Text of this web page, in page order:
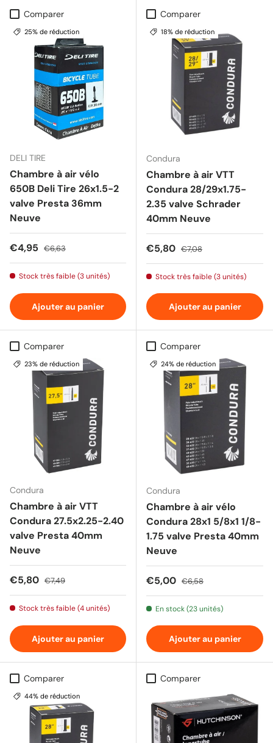
Comparer
25% de réduction
DELI TIRE
Chambre à air vélo
650B Deli Tire 26x1.5-2
valve Presta 36mm
Neuve
Prix soldé
€4,95 Prix habituel
€6,63
Stock très faible (3 unités)
Ajouter au panier
Comparer
18% de réduction
Condura
Chambre à air VTT
Condura 28/29x1.75-
2.35 valve Schrader
40mm Neuve
Prix soldé
€5,80 Prix habituel
€7,08
Stock très faible (3 unités)
Ajouter au panier
Comparer
23% de réduction
Condura
Chambre à air VTT
Condura 27.5x2.25-2.40
valve Presta 40mm
Neuve
Prix soldé
€5,80 Prix habituel
€7,49
Stock très faible (4 unités)
Ajouter au panier
Comparer
24% de réduction
Condura
Chambre à air vélo
Condura 28x1 5/8x1 1/8-
1.75 valve Presta 40mm
Neuve
Prix soldé
€5,00 Prix habituel
€6,58
En stock (23 unités)
Ajouter au panier
Comparer
44% de réduction
Comparer